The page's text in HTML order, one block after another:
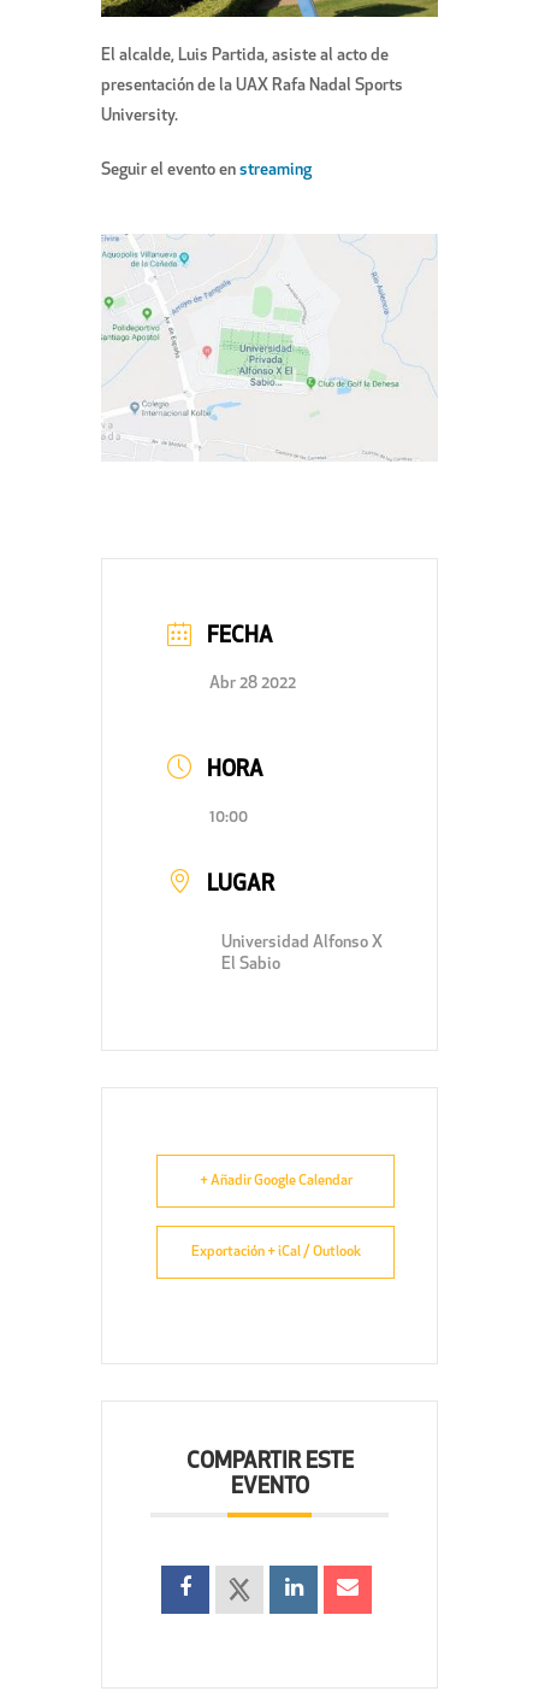
El alcalde, Luis Partida, asiste al acto de
presentación de la UAX Rafa Nadal Sports
University.
Seguir el evento en streaming
FECHA
Abr 28 2022
HORA
10:00
LUGAR
Universidad Alfonso X
El Sabio
+ Añadir Google Calendar
Exportación + iCal / Outlook
COMPARTIR ESTE
EVENTO